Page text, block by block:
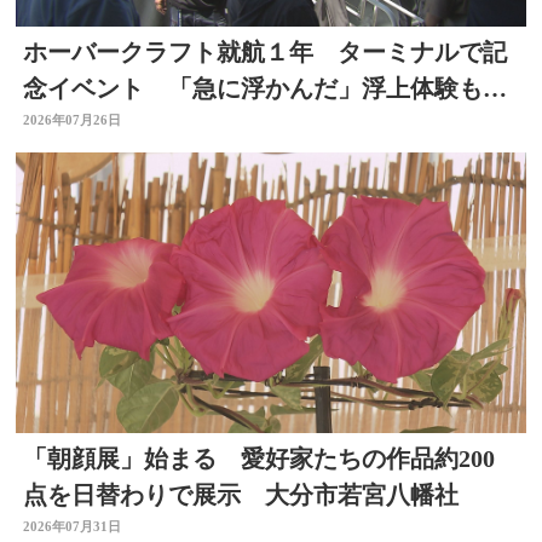
ホーバークラフト就航１年 ターミナルで記
念イベント 「急に浮かんだ」浮上体験も
大分
2026年07月26日
「朝顔展」始まる 愛好家たちの作品約200
点を日替わりで展示 大分市若宮八幡社
2026年07月31日